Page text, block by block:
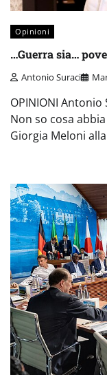
Opinioni
…Guerra sia…
Antonio Suraci
OPINIONI
Non so cosa
Giorgia Meloni